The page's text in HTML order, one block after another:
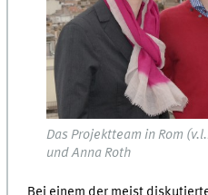
Das Projektteam in Rom
und Anna Roth